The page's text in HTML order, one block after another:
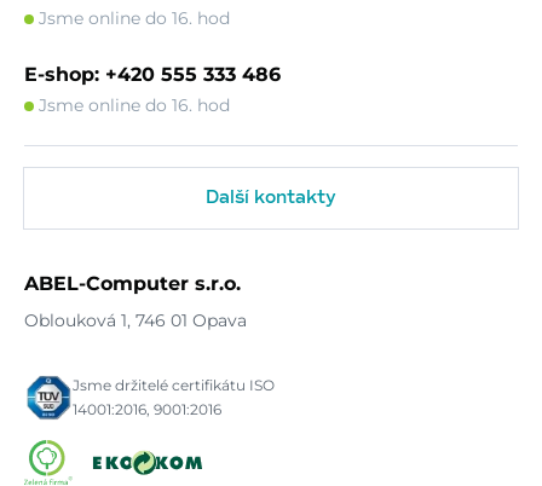
Jsme online do 16. hod
E-shop: +420 555 333 486
Jsme online do 16. hod
Další kontakty
ABEL-Computer s.r.o.
Oblouková 1, 746 01 Opava
Jsme držitelé certifikátu ISO
14001:2016, 9001:2016